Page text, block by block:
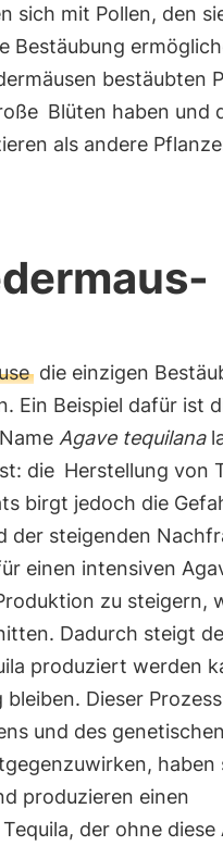
sich mit Pollen, den
Bestäubung
bestäubten
Blüten haben und
als andere
die einzigen
Ein Beispiel dafür ist
Agave tequilana
die Herstellung von
birgt jedoch die
der steigenden
einen intensiven
zu steigern,
Dadurch steigt
produziert werden
bleiben. Dieser
und des
haben
produzieren einen
Tequila, der ohne